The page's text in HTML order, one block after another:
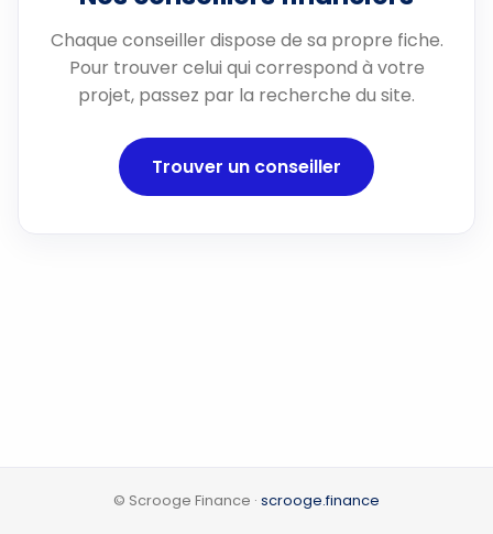
Chaque conseiller dispose de sa propre fiche.
Pour trouver celui qui correspond à votre
projet, passez par la recherche du site.
Trouver un conseiller
© Scrooge Finance · scrooge.finance